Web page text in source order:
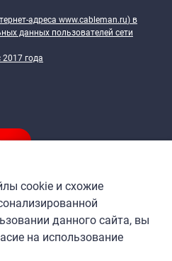
адреса www.cableman.ru) в
данных пользователей сети
года
cookie и схожие
данного сайта, вы
на использование